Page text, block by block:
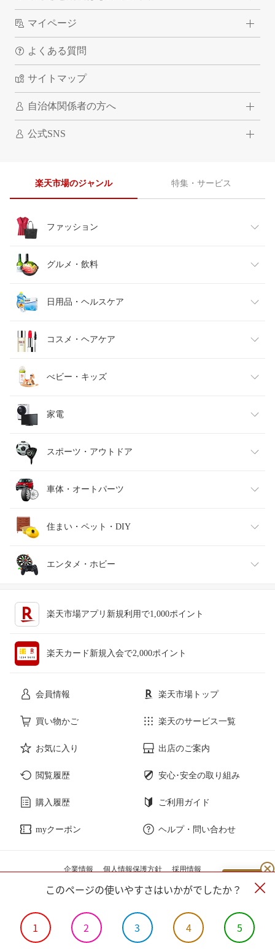
マイページ
よくある質問
サイトマップ
自治体関係者の方へ
公式SNS
楽天市場のジャンル 特集・サービス
ファッション
レディースファッション
メンズファッション
キッズファッション
ベビーファッション
インナー・下着・ナイトウェア
バッグ・小物・ブランド雑貨
靴
腕時計
ジュエリー・アクセサリー
グルメ・飲料
食品
スイーツ・お菓子
水・ソフトドリンク
ビール・洋酒
ワイン
日本酒・焼酎
日用品・ヘルスケア
日用品雑貨・文房具・手芸
ダイエット・健康
医薬品・コンタクト・介護
コスメ・ヘアケア
美容・コスメ・香水
べビー・キッズ
キッズ・ベビー・マタニティ
おもちゃ
家電
家電
TV・オーディオ・カメラ
スマートフォン・タブレット
パソコン・周辺機器
スポーツ・アウトドア
スポーツ・アウトドア
ゴルフ
車体・オートパーツ
車用品・バイク用品
車・バイク
住まい・ペット・DIY
インテリア・寝具・収納
エンタメ・ホビー
本・雑誌・コミック
楽天市場アプリ新規利用で1,000ポイント
楽天カード新規入会で2,000ポイント
会員情報 楽天市場トップ
買い物かご 楽天のサービス一覧
お気に入り 出店のご案内
閲覧履歴 安心･安全の取り組み
購入履歴 ご利用ガイド
myクーポン ヘルプ・問い合わせ
企業情報 個人情報保護方針 採用情報
このページの使いやすさはいかがでしたか？
1 2 3 4 5